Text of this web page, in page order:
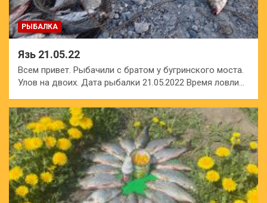
РЫБАЛКА
Язь 21.05.22
Всем привет. Рыбачили с братом у бугринского моста.
Улов на двоих. Дата рыбалки 21.05.2022 Время ловли…